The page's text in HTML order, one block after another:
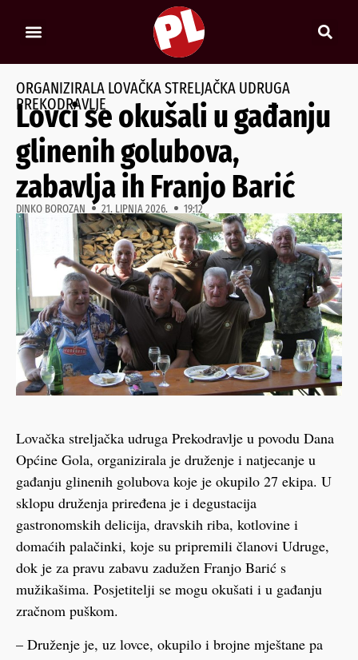
ORGANIZIRALA LOVAČKA STRELJAČKA UDRUGA
PREKODRAVLJE
Lovci se okušali u gađanju
glinenih golubova,
zabavlja ih Franjo Barić
DINKO BOROZAN 21. LIPNJA 2026. 19:12
Lovačka streljačka udruga Prekodravlje u povodu Dana
Općine Gola, organizirala je druženje i natjecanje u
gađanju glinenih golubova koje je okupilo 27 ekipa. U
sklopu druženja priređena je i degustacija
gastronomskih delicija, dravskih riba, kotlovine i
domaćih palačinki, koje su pripremili članovi Udruge,
dok je za pravu zabavu zadužen Franjo Barić s
mužikašima. Posjetitelji se mogu okušati i u gađanju
zračnom puškom.
– Druženje je, uz lovce, okupilo i brojne mještane pa